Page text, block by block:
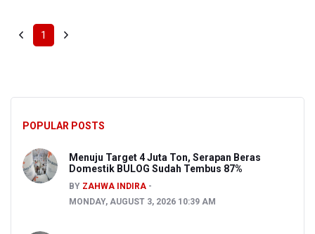
1
POPULAR POSTS
Menuju Target 4 Juta Ton, Serapan Beras
Domestik BULOG Sudah Tembus 87%
BY ZAHWA INDIRA
MONDAY, AUGUST 3, 2026 10:39 AM